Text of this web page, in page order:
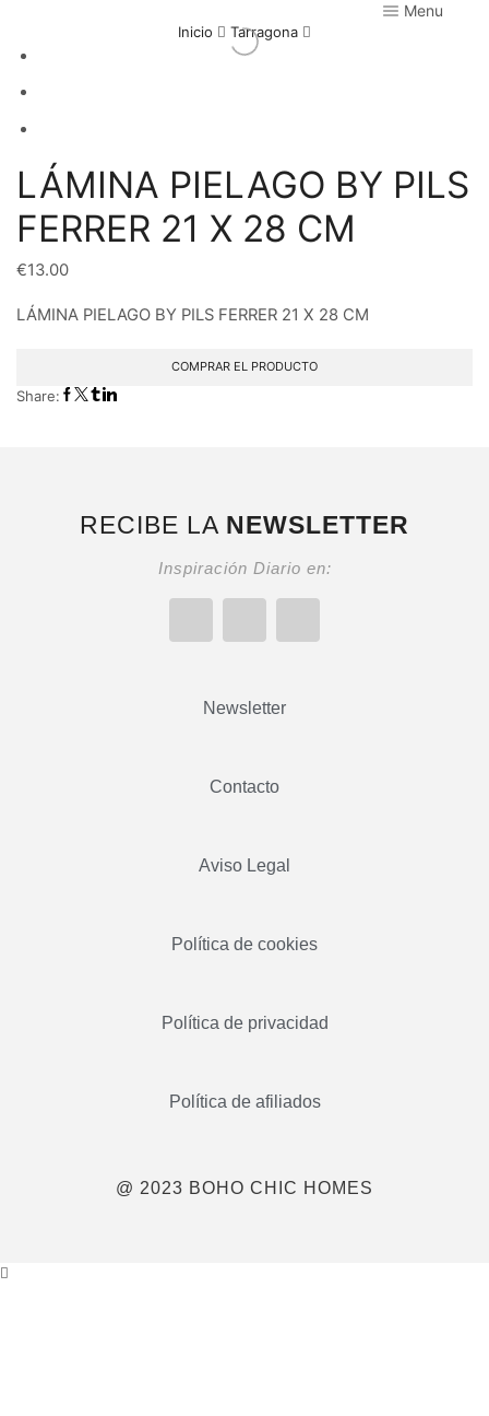
Menu
Inicio Tarragona
LÁMINA PIELAGO BY PILS
FERRER 21 X 28 CM
€13.00
LÁMINA PIELAGO BY PILS FERRER 21 X 28 CM
COMPRAR EL PRODUCTO
Share:
RECIBE LA NEWSLETTER
Inspiración Diario en:
Newsletter
Contacto
Aviso Legal
Política de cookies
Política de privacidad
Política de afiliados
@ 2023 BOHO CHIC HOMES